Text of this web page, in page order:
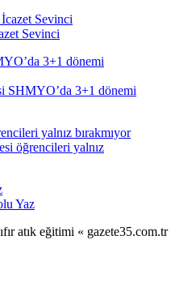
Sevinci
SHMYO’da 3+1 dönemi
öğrencileri yalnız
Yaz